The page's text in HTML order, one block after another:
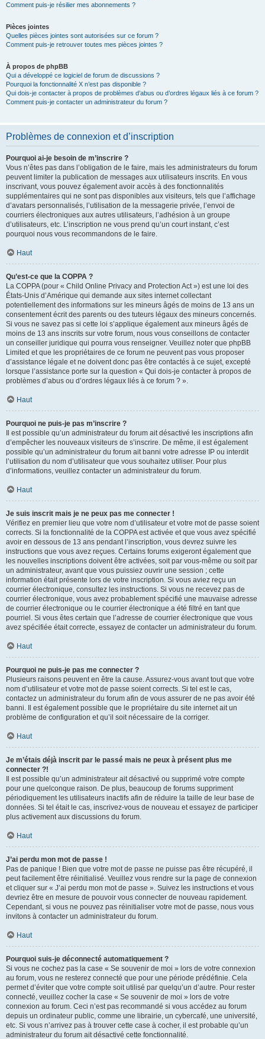
Comment puis-je résilier mes abonnements ?
Pièces jointes
Quelles pièces jointes sont autorisées sur ce forum ?
Comment puis-je retrouver toutes mes pièces jointes ?
À propos de phpBB
Qui a développé ce logiciel de forum de discussions ?
Pourquoi la fonctionnalité X n’est pas disponible ?
Qui dois-je contacter à propos de problèmes d’abus ou d’ordres légaux liés à ce forum ?
Comment puis-je contacter un administrateur du forum ?
Problèmes de connexion et d’inscription
Pourquoi ai-je besoin de m’inscrire ?
Vous n’êtes pas dans l’obligation de le faire, mais les administrateurs du forum
peuvent limiter la publication de messages aux utilisateurs inscrits. En vous
inscrivant, vous pouvez également avoir accès à des fonctionnalités
supplémentaires qui ne sont pas disponibles aux visiteurs, tels que l’affichage
d’avatars personnalisés, l’utilisation de la messagerie privée, l’envoi de
courriers électroniques aux autres utilisateurs, l’adhésion à un groupe
d’utilisateurs, etc. L’inscription ne vous prend qu’un court instant, c’est
pourquoi nous vous recommandons de le faire.
Haut
Qu’est-ce que la COPPA ?
La COPPA (pour « Child Online Privacy and Protection Act ») est une loi des
États-Unis d’Amérique qui demande aux sites internet collectant
potentiellement des informations sur les mineurs âgés de moins de 13 ans un
consentement écrit des parents ou des tuteurs légaux des mineurs concernés.
Si vous ne savez pas si cette loi s’applique également aux mineurs âgés de
moins de 13 ans inscrits sur votre forum, nous vous conseillons de contacter
un conseiller juridique qui pourra vous renseigner. Veuillez noter que phpBB
Limited et que les propriétaires de ce forum ne peuvent pas vous proposer
d’assistance légale et ne doivent donc pas être contactés à ce sujet, excepté
lorsque l’assistance porte sur la question « Qui dois-je contacter à propos de
problèmes d’abus ou d’ordres légaux liés à ce forum ? ».
Haut
Pourquoi ne puis-je pas m’inscrire ?
Il est possible qu’un administrateur du forum ait désactivé les inscriptions afin
d’empêcher les nouveaux visiteurs de s’inscrire. De même, il est également
possible qu’un administrateur du forum ait banni votre adresse IP ou interdit
l’utilisation du nom d’utilisateur que vous souhaitez utiliser. Pour plus
d’informations, veuillez contacter un administrateur du forum.
Haut
Je suis inscrit mais je ne peux pas me connecter !
Vérifiez en premier lieu que votre nom d’utilisateur et votre mot de passe soient
corrects. Si la fonctionnalité de la COPPA est activée et que vous avez spécifié
avoir en dessous de 13 ans pendant l’inscription, vous devrez suivre les
instructions que vous avez reçues. Certains forums exigeront également que
les nouvelles inscriptions doivent être activées, soit par vous-même ou soit par
un administrateur, avant que vous puissiez ouvrir une session ; cette
information était présente lors de votre inscription. Si vous aviez reçu un
courrier électronique, consultez les instructions. Si vous ne recevez pas de
courrier électronique, vous avez probablement spécifié une mauvaise adresse
de courrier électronique ou le courrier électronique a été filtré en tant que
pourriel. Si vous êtes certain que l’adresse de courrier électronique que vous
avez spécifiée était correcte, essayez de contacter un administrateur du forum.
Haut
Pourquoi ne puis-je pas me connecter ?
Plusieurs raisons peuvent en être la cause. Assurez-vous avant tout que votre
nom d’utilisateur et votre mot de passe soient corrects. Si tel est le cas,
contactez un administrateur du forum afin de vous assurer de ne pas avoir été
banni. Il est également possible que le propriétaire du site internet ait un
problème de configuration et qu’il soit nécessaire de la corriger.
Haut
Je m’étais déjà inscrit par le passé mais ne peux à présent plus me
connecter ?!
Il est possible qu’un administrateur ait désactivé ou supprimé votre compte
pour une quelconque raison. De plus, beaucoup de forums suppriment
périodiquement les utilisateurs inactifs afin de réduire la taille de leur base de
données. Si tel était le cas, inscrivez-vous de nouveau et essayez de participer
plus activement aux discussions du forum.
Haut
J’ai perdu mon mot de passe !
Pas de panique ! Bien que votre mot de passe ne puisse pas être récupéré, il
peut facilement être réinitialisé. Veuillez vous rendre sur la page de connexion
et cliquer sur « J’ai perdu mon mot de passe ». Suivez les instructions et vous
devriez être en mesure de pouvoir vous connecter de nouveau rapidement.
Cependant, si vous ne pouvez pas réinitialiser votre mot de passe, nous vous
invitons à contacter un administrateur du forum.
Haut
Pourquoi suis-je déconnecté automatiquement ?
Si vous ne cochez pas la case « Se souvenir de moi » lors de votre connexion
au forum, vous ne resterez connecté que pour une période prédéfinie. Cela
permet d’éviter que votre compte soit utilisé par quelqu’un d’autre. Pour rester
connecté, veuillez cocher la case « Se souvenir de moi » lors de votre
connexion au forum. Ceci n’est pas recommandé si vous accédez au forum
depuis un ordinateur public, comme une librairie, un cybercafé, une université,
etc. Si vous n’arrivez pas à trouver cette case à cocher, il est probable qu’un
administrateur du forum ait désactivé cette fonctionnalité.